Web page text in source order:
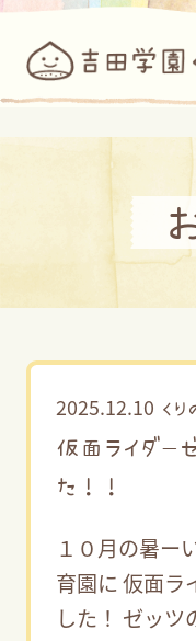
2025.12.10 く
仮面ライダー
た！！
１０月の暑ー
育園に 仮面ラ
した！ ゼッ